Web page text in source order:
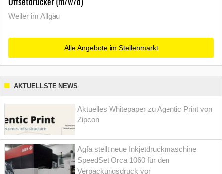
Weiler im Allgäu
Alle Angebote im Stellenmarkt
AKTUELLSTE NEWS
Aktuelles Whitepaper zu Agentic Print von
Zipcon
Agfa stellt neue Inkjetdruckmaschine
SpeedSet Orca 1060 für den
Verpackungsdruck vor